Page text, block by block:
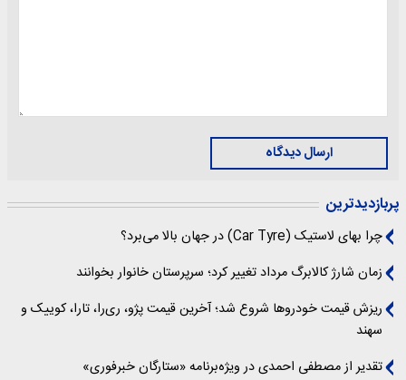
ارسال دیدگاه
پربازدیدترین
چرا بهای لاستیک (Car Tyre) در جهان بالا می‌برد؟
زمان شارژ کالابرگ مرداد تغییر کرد؛ سرپرستان خانوار بخوانند
ریزش قیمت خودروها شروع شد؛ آخرین قیمت پژو، ری‌را، تارا، کوییک و
سهند
تقدیر از مصطفی احمدی در ویژه‌برنامه «ستارگان خبرفوری»